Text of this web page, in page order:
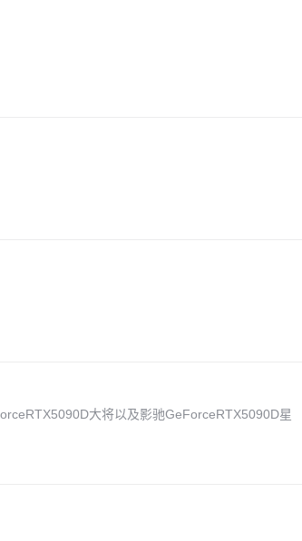
大将以及影驰GeForceRTX5090D星